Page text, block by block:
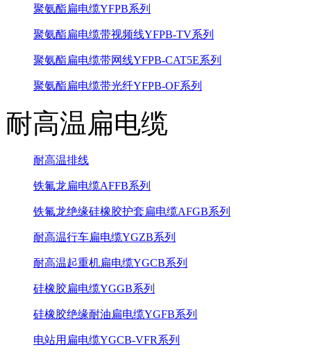
聚氨酯扁电缆YFPB系列
聚氨酯扁电缆带视频线YFPB-TV系列
聚氨酯扁电缆带网线YFPB-CAT5E系列
聚氨酯扁电缆带光纤YFPB-OF系列
耐高温扁电缆
耐高温排线
铁氟龙扁电缆AFFB系列
铁氟龙绝缘硅橡胶护套扁电缆AFGB系列
耐高温行车扁电缆YGZB系列
耐高温起重机扁电缆YGCB系列
硅橡胶扁电缆YGGB系列
硅橡胶绝缘耐油扁电缆YGFB系列
电站用扁电缆YGCB-VFR系列